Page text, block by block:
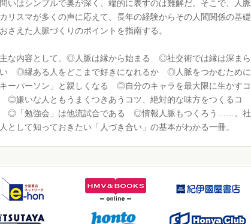
いはシンプルで奥が深く、端的に表すのは難解だ。そこで、人脈
リスマが多くの声に応えて、長年の経験からその人間関係の基礎
さえた人脈づくりのポイントを指南する。
な内容として、◎人脈は縁から始まる ◎社交術では縁は深まら
◎縁ある人をどこまで好きになれるか ◎人脈をつかむために
キーパーソン」と親しくなる ◎自分のキャラを最大限に生かすコ
◎嫌いな人ともうまくつきあうコツ、絶対的な味方をつくるコ
◎「勉強会」は他流試合である ◎情報人脈もつくろう……。社
として知っておきたい「人づき合い」の基本がわかる一冊。